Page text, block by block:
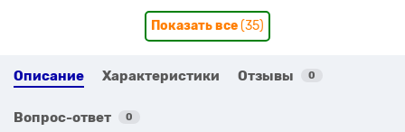
Показать все(35)
Описание Характеристики Отзывы 0
Вопрос-ответ 0